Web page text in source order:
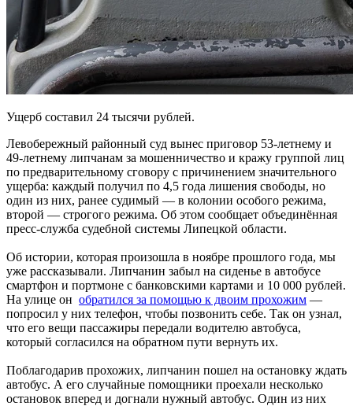
Ущерб составил 24 тысячи рублей.
Левобережный районный суд вынес приговор 53-летнему и
49-летнему липчанам за мошенничество и кражу группой лиц
по предварительному сговору с причинением значительного
ущерба: каждый получил по 4,5 года лишения свободы, но
один из них, ранее судимый — в колонии особого режима,
второй — строгого режима. Об этом сообщает объединённая
пресс-служба судебной системы Липецкой области.
Об истории, которая произошла в ноябре прошлого года, мы
уже рассказывали. Липчанин забыл на сиденье в автобусе
смартфон и портмоне c банковскими картами и 10 000 рублей.
На улице он обратился за помощью к двоим прохожим —
попросил у них телефон, чтобы позвонить себе. Так он узнал,
что его вещи пассажиры передали водителю автобуса,
который согласился на обратном пути вернуть их.
Поблагодарив прохожих, липчанин пошел на остановку ждать
автобус. А его случайные помощники проехали несколько
остановок вперед и догнали нужный автобус. Один из них